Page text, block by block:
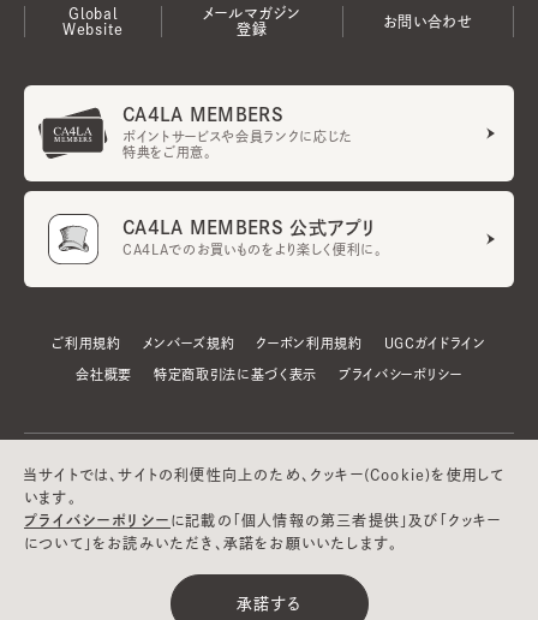
Global
Website
メールマガジン
登録
お問い合わせ
CA4LA MEMBERS
ポイントサービスや会員ランクに応じた
特典をご用意。
CA4LA MEMBERS 公式アプリ
CA4LAでのお買いものをより楽しく便利に。
ご利用規約 メンバーズ規約 クーポン利用規約 UGCガイドライン
会社概要 特定商取引法に基づく表示 プライバシーポリシー
©CA4LA INC. All Rights Reserved.
当サイトでは、サイトの利便性向上のため、クッキー(Cookie)を使用して
います。
プライバシーポリシー に記載の「個人情報の第三者提供」及び「クッキー
について」をお読みいただき、承諾をお願いいたします。
承諾する